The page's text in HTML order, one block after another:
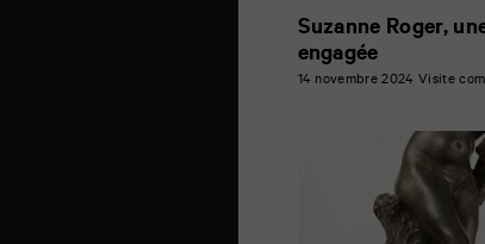
Suzanne Roger,
engagée
14 novembre 2024 Visite